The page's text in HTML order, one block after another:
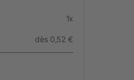
1x
dès 0,52 €